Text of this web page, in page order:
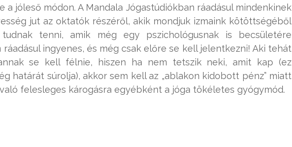
a jóleső módon. A Mandala Jógastúdiókban ráadásul mindenkinek
jut az oktatók részéről, akik mondjuk izmaink kötöttségéből
tenni, amik még egy pszichológusnak is becsületére
ráadásul ingyenes, és még csak előre se kell jelentkezni! Aki tehát
se kell félnie, hiszen ha nem tetszik neki, amit kap (ez
határát súrolja), akkor sem kell az „ablakon kidobott pénz” miatt
felesleges károgásra egyébként a jóga tökéletes gyógymód.